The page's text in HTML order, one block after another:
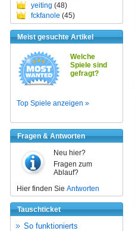
yeiting (48)
fckfanole (45)
Meist gesuchte Artikel
Welche
Spiele sind
gefragt?
Top Spiele anzeigen »
Fragen & Antworten
Neu hier?
Fragen zum
Ablauf?
Hier finden Sie Antworten
Tauschticket
So funktionierts